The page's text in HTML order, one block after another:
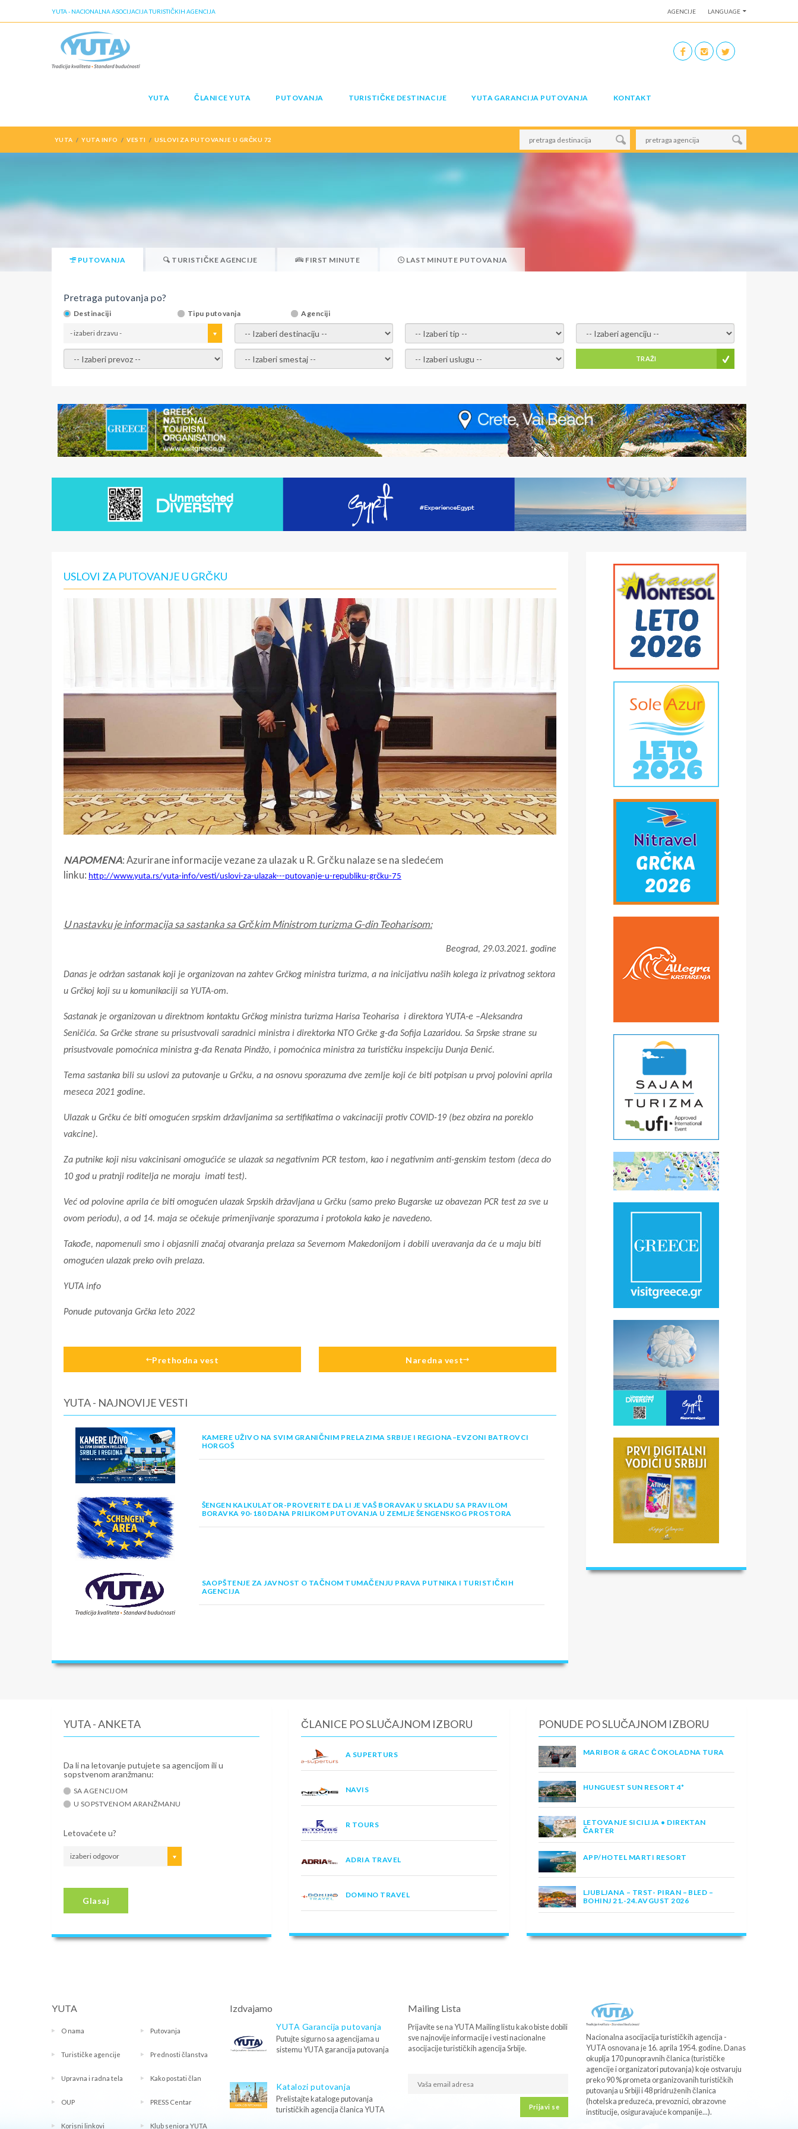
AGENCIJE LANGUAGE
YUTA - NACIONALNA ASOCIJACIJA TURISTIČKIH AGENCIJA
YUTA ČLANICE YUTA PUTOVANJA TURISTIČKE DESTINACIJE YUTA GARANCIJA PUTOVANJA KONTAKT
YUTA YUTA INFO VESTI USLOVI ZA PUTOVANJE U GRČKU 72
PUTOVANJA TURISTIČKE AGENCIJE FIRST MINUTE LAST MINUTE PUTOVANJA
Pretraga putovanja po?
Destinaciji Tipu putovanja Agenciji
- izaberi drzavu - - izaberi destinaciju - - izaberi tip - - izaberi agenciju -
- izaberi prevoz - - Izaberite smestaj - - Izaberite uslugu - TRAŽI
USLOVI ZA PUTOVANJE U GRČKU
NAPOMENA: Azurirane informacije vezane za ulazak u R. Grčku nalaze se na sledećem
linku: http://www.yuta.rs/yuta-info/vesti/uslovi-za-ulazak---putovanje-u-republiku-grčku-75
U nastavku je informacija sa sastanka sa Grčkim Ministrom turizma G-din Teoharisom:
Beograd, 29.03.2021. godine
Danas je održan sastanak koji je organizovan na zahtev Grčkog ministra turizma, a na inicijativu naših kolega iz privatnog sektora
u Grčkoj koji su u komunikaciji sa YUTA-om.
Sastanak je organizovan u direktnom kontaktu Grčkog ministra turizma Harisa Teoharisa i direktora YUTA-e –Aleksandra
Seničića. Sa Grčke strane su prisustvovali saradnici ministra i direktorka NTO Grčke g-đa Sofija Lazaridou. Sa Srpske strane su
prisustvovale pomoćnica ministra g-đa Renata Pindžo, i pomoćnica ministra za turističku inspekciju Dunja Đenić.
Tema sastanka bili su uslovi za putovanje u Grčku, a na osnovu sporazuma dve zemlje koji će biti potpisan u prvoj polovini aprila
meseca 2021 godine.
Ulazak u Grčku će biti omogućen srpskim državljanima sa sertifikatima o vakcinaciji protiv COVID-19 (bez obzira na poreklo
vakcine).
Za putnike koji nisu vakcinisani omogućiće se ulazak sa negativnim PCR testom, kao i negativnim anti-genskim testom (deca do
10 god u pratnji roditelja ne moraju imati test).
Već od polovine aprila će biti omogućen ulazak Srpskih državljana u Grčku (samo preko Bugarske uz obavezan PCR test za sve u
ovom periodu), a od 14. maja se očekuje primenjivanje sporazuma i protokola kako je navedeno.
Takođe, napomenuli smo i objasnili značaj otvaranja prelaza sa Severnom Makedonijom i dobili uveravanja da će u maju biti
omogućen ulazak preko ovih prelaza.
YUTA info
Ponude putovanja Grčka leto 2022
Prethodna vest Naredna vest
YUTA - NAJNOVIJE VESTI
KAMERE UŽIVO NA SVIM GRANIČNIM PRELAZIMA SRBIJE I REGIONA–EVZONI BATROVCI
HORGOŠ
ŠENGEN KALKULATOR-PROVERITE DA LI JE VAŠ BORAVAK U SKLADU SA PRAVILOM
BORAVKA 90-180 DANA PRILIKOM PUTOVANJA U ZEMLJE ŠENGENSKOG PROSTORA
SAOPŠTENJE ZA JAVNOST O TAČNOM TUMAČENJU PRAVA PUTNIKA I TURISTIČKIH
AGENCIJA
YUTA - ANKETA
Da li na letovanje putujete sa agencijom ili u
sopstvenom aranžmanu:
SA AGENCIJOM
U SOPSTVENOM ARANŽMANU
Letovaćete u?
izaberi odgovor
Glasaj
ČLANICE PO SLUČAJNOM IZBORU
A SUPERTURS
NAVIS
R TOURS
ADRIA TRAVEL
DOMINO TRAVEL
PONUDE PO SLUČAJNOM IZBORU
MARIBOR & GRAC ČOKOLADNA TURA
HUNGUEST SUN RESORT 4*
LETOVANJE SICILIJA • DIREKTAN
ČARTER
APP/HOTEL MARTI RESORT
LJUBLJANA – TRST- PIRAN – BLED –
BOHINJ 21.-24.AVGUST 2026
YUTA
O nama Putovanja
Turističke agencije Prednosti članstva
Upravna i radna tela Kako postati član
OUP PRESS Centar
Korisni linkovi Klub seniora YUTA
Izdvajamo
YUTA Garancija putovanja
Putujte sigurno sa agencijama u
sistemu YUTA garancija putovanja
Katalozi putovanja
Prelistajte kataloge putovanja
turističkih agencija članica YUTA
Mailing Lista
Prijavite se na YUTA Mailing listu kako biste dobili
sve najnovije informacije i vesti nacionalne
asocijacije turističkih agencija Srbije.
Prijavi se
Nacionalna asocijacija turističkih agencija -
YUTA osnovana je 16. aprila 1954. godine. Danas
okuplja 170 punopravnih članica (turističke
agencije i organizatori putovanja) koje ostvaruju
preko 90 % prometa organizovanih turističkih
putovanja u Srbiji i 48 pridruženih članica
(hotelska preduzeća, prevoznici, obrazovne
institucije, osiguravajuće kompanije...).